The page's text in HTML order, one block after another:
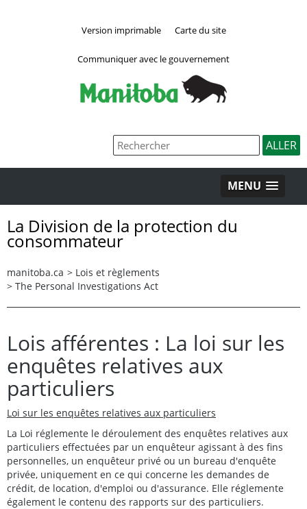
Version imprimable Carte du site
Communiquer avec le gouvernement
MENU
La Division de la protection du
consommateur
manitoba.ca > Lois et règlements
> The Personal Investigations Act
Lois afférentes : La loi sur les
enquêtes relatives aux
particuliers
Loi sur les enquêtes relatives aux particuliers
La Loi réglemente le déroulement des enquêtes relatives aux
particuliers effectuées par un enquêteur agissant à des fins
personnelles, un enquêteur privé ou un bureau d'enquête
privée, uniquement en ce qui concerne les demandes de
crédit, de location, d'emploi ou d'assurance. Elle réglemente
également le contenu des rapports sur des particuliers.